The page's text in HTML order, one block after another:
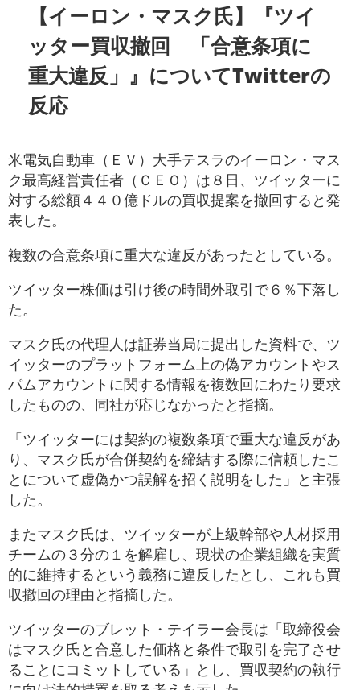
【イーロン・マスク氏】『ツイ
ッター買収撤回 「合意条項に
重大違反」』についてTwitterの
反応
米電気自動車（ＥＶ）大手テスラのイーロン・マス
ク最高経営責任者（ＣＥＯ）は８日、ツイッターに
対する総額４４０億ドルの買収提案を撤回すると発
表した。
複数の合意条項に重大な違反があったとしている。
ツイッター株価は引け後の時間外取引で６％下落し
た。
マスク氏の代理人は証券当局に提出した資料で、ツ
イッターのプラットフォーム上の偽アカウントやス
パムアカウントに関する情報を複数回にわたり要求
したものの、同社が応じなかったと指摘。
「ツイッターには契約の複数条項で重大な違反があ
り、マスク氏が合併契約を締結する際に信頼したこ
とについて虚偽かつ誤解を招く説明をした」と主張
した。
またマスク氏は、ツイッターが上級幹部や人材採用
チームの３分の１を解雇し、現状の企業組織を実質
的に維持するという義務に違反したとし、これも買
収撤回の理由と指摘した。
ツイッターのブレット・テイラー会長は「取締役会
はマスク氏と合意した価格と条件で取引を完了させ
ることにコミットしている」とし、買収契約の執行